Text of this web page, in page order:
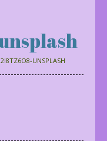
UNSPLASH